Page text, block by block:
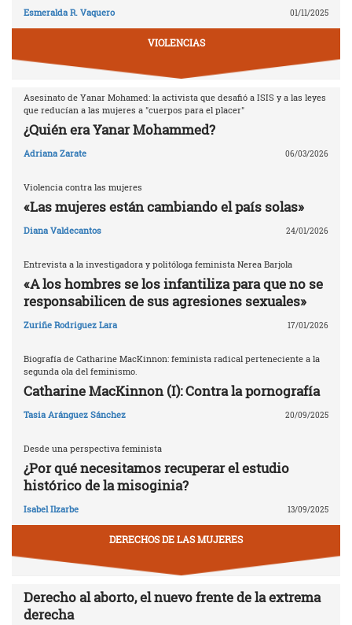
Esmeralda R. Vaquero 01/11/2025
VIOLENCIAS
Asesinato de Yanar Mohamed: la activista que desafió a ISIS y a las leyes
que reducían a las mujeres a "cuerpos para el placer"
¿Quién era Yanar Mohammed?
Adriana Zarate 06/03/2026
Violencia contra las mujeres
«Las mujeres están cambiando el país solas»
Diana Valdecantos 24/01/2026
Entrevista a la investigadora y politóloga feminista Nerea Barjola
«A los hombres se los infantiliza para que no se
responsabilicen de sus agresiones sexuales»
Zuriñe Rodriguez Lara 17/01/2026
Biografía de Catharine MacKinnon: feminista radical perteneciente a la
segunda ola del feminismo.
Catharine MacKinnon (I): Contra la pornografía
Tasia Aránguez Sánchez 20/09/2025
Desde una perspectiva feminista
¿Por qué necesitamos recuperar el estudio
histórico de la misoginia?
Isabel Ilzarbe 13/09/2025
DERECHOS DE LAS MUJERES
Derecho al aborto, el nuevo frente de la extrema
derecha